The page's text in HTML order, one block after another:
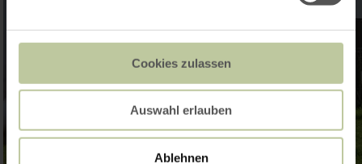
Cookies zulassen
Auswahl erlauben
Ablehnen